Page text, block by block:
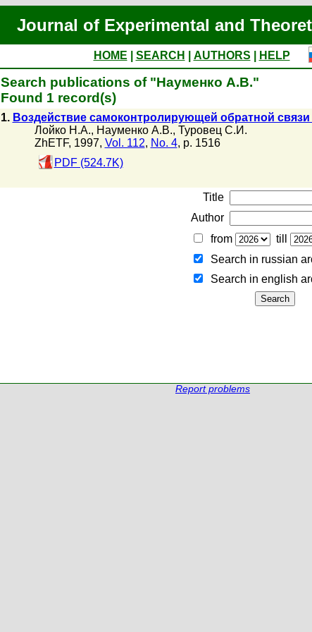
Journal of Experimental and
HOME SEARCH AUTHORS
HELP
Search publications of "Науменко А.В."
Found 1 record(s)
1. Воздействие самоконтролирующей обратной
Лойко Н.А., Науменко А.В., Туровец С.И.
ZhETF, 1997, Vol. 112, No. 4, p. 1516
PDF (524.7K)
Title
Author
from
till
Search in russian
Search in english
Report problems